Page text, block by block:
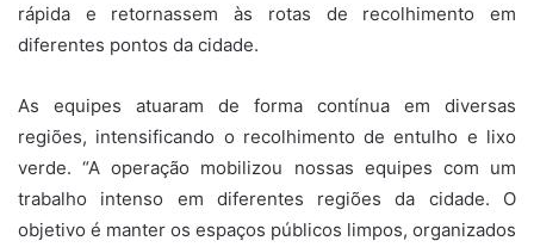
rápida e retornassem às rotas de recolhimento em
diferentes pontos da cidade.
As equipes atuaram de forma contínua em diversas
regiões, intensificando o recolhimento de entulho e lixo
verde. “A operação mobilizou nossas equipes com um
trabalho intenso em diferentes regiões da cidade. O
objetivo é manter os espaços públicos limpos, organizados